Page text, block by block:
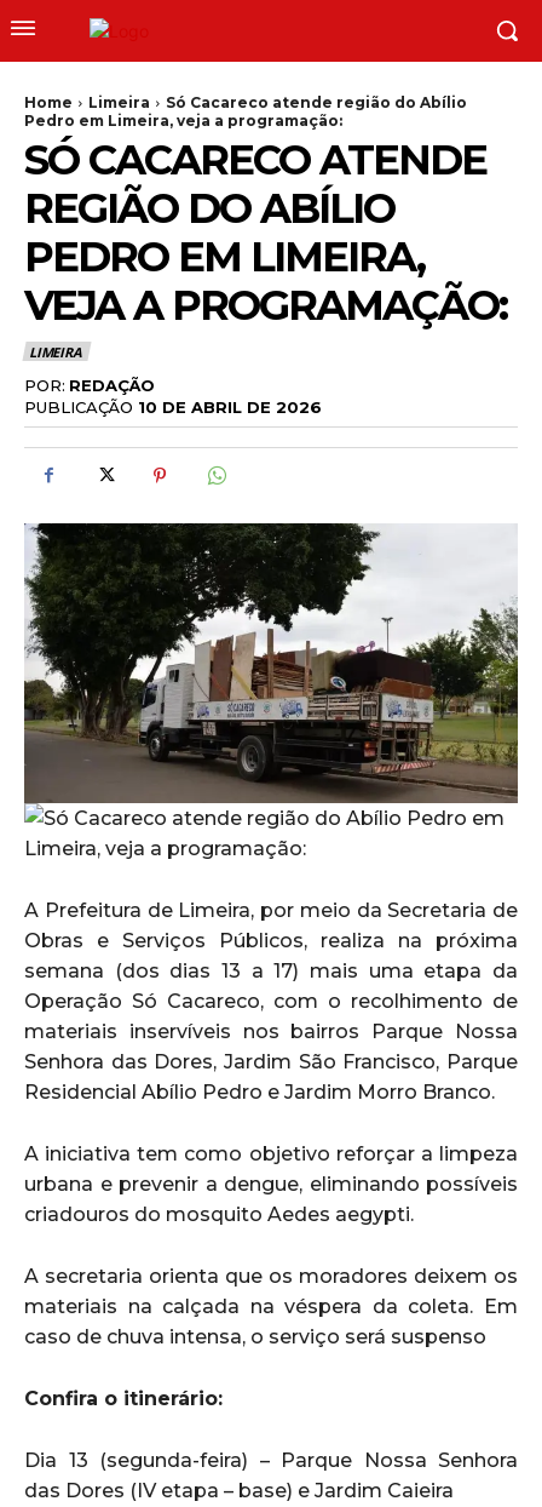
Home Limeira
Só Cacareco atende região do Abílio
Pedro em Limeira, veja a programação:
SÓ CACARECO ATENDE
REGIÃO DO ABÍLIO
PEDRO EM LIMEIRA,
VEJA A PROGRAMAÇÃO:
LIMEIRA
POR: REDAÇÃO
PUBLICAÇÃO 10 DE ABRIL DE 2026
A Prefeitura de Limeira, por meio da Secretaria de
Obras e Serviços Públicos, realiza na próxima
semana (dos dias 13 a 17) mais uma etapa da
Operação Só Cacareco, com o recolhimento de
materiais inservíveis nos bairros Parque Nossa
Senhora das Dores, Jardim São Francisco, Parque
Residencial Abílio Pedro e Jardim Morro Branco.
A iniciativa tem como objetivo reforçar a limpeza
urbana e prevenir a dengue, eliminando possíveis
criadouros do mosquito Aedes aegypti.
A secretaria orienta que os moradores deixem os
materiais na calçada na véspera da coleta. Em
caso de chuva intensa, o serviço será suspenso
Confira o itinerário:
Dia 13 (segunda-feira) – Parque Nossa Senhora
das Dores (IV etapa – base) e Jardim Caieira